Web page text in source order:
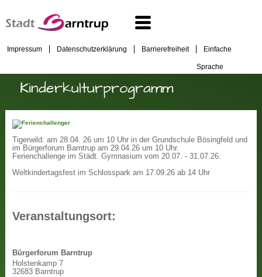
Impressum Datenschutzerklärung Barrierefreiheit Einfache
Sprache
Kinderkulturprogramm
Tigerwild: am 28.04. 26 um 10 Uhr in der Grundschule Bösingfeld und
im Bürgerforum Barntrup am 29.04.26 um 10 Uhr.
Ferienchallenge im Städt. Gymnasium vom 20.07. - 31.07.26.
Weltkindertagsfest im Schlosspark am 17.09.26 ab 14 Uhr
Veranstaltungsort:
Bürgerforum Barntrup
Holstenkamp 7
32683 Barntrup